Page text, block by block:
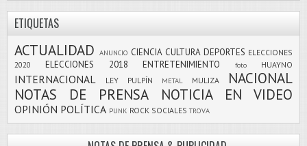
ETIQUETAS
ACTUALIDAD ANUNCIO CIENCIA CULTURA DEPORTES ELECCIONES
2020
ELECCIONES 2018 ENTRETENIMIENTO foto HUAYNO
INTERNACIONAL LEY PULPÍN METAL MULIZA
NACIONAL
NOTAS DE PRENSA
NOTICIA EN VIDEO
OPINIÓN POLÍTICA PUNK ROCK SOCIALES TROVA